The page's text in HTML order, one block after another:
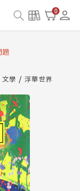
0
中，本站同步暫
與書櫃開通申請
題
中，本站同步暫
文學 浮華世界